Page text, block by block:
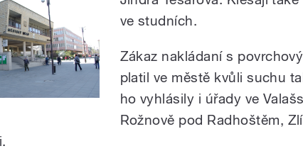
ve studních.
Zákaz nakládaní s
platil ve městě kvůli suchu
ho vyhlásily i úřady ve
Rožnově pod Radhoštěm,